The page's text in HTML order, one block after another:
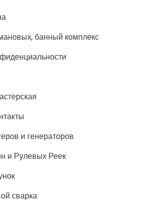
банный комплекс
и генераторов
и Рулевых Реек
сварка